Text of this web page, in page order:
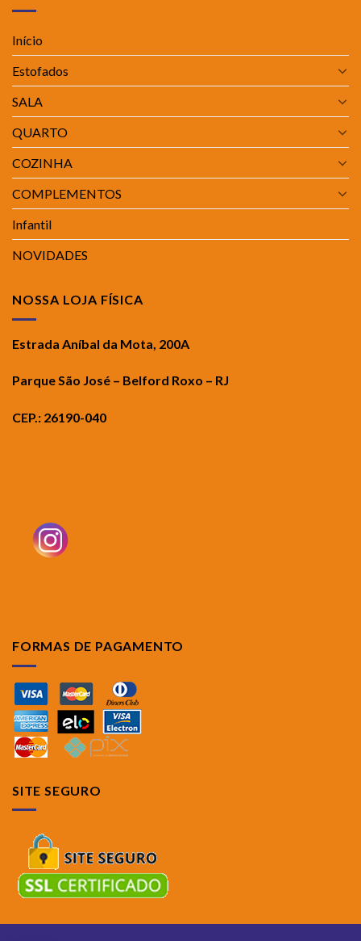
Início
Estofados
SALA
QUARTO
COZINHA
COMPLEMENTOS
Infantil
NOVIDADES
NOSSA LOJA FÍSICA
Estrada Aníbal da Mota, 200A
Parque São José – Belford Roxo – RJ
CEP.: 26190-040
FORMAS DE PAGAMENTO
SITE SEGURO